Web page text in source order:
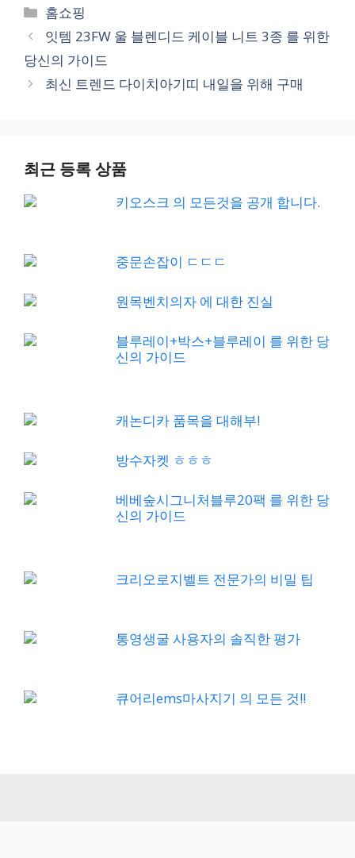
Categories
홈쇼핑
잇템 23FW 울 블렌디드 케이블 니트 3종 를 위한
당신의 가이드
최신 트렌드 다이치아기띠 내일을 위해 구매
최근 등록 상품
키오스크 의 모든것을 공개 합니다.
중문손잡이 ㄷㄷㄷ
원목벤치의자 에 대한 진실
블루레이+박스+블루레이 를 위한 당
신의 가이드
캐논디카 품목을 대해부!
방수자켓 ㅎㅎㅎ
베베숲시그니처블루20팩 를 위한 당
신의 가이드
크리오로지벨트 전문가의 비밀 팁
통영생굴 사용자의 솔직한 평가
큐어리ems마사지기 의 모든 것!!